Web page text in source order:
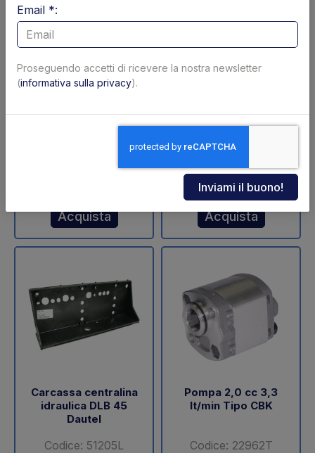
Cilindro di
brandeggio Zepro
Acquista
Parapolvere tubolare
Disponibile
Acquista
Carcassa centralina
idraulica DLB 45
Dautel
Codice: 51205L
Pompa 2,0 cc 3,3
lt/min Tipo CBK
Codice: 22962T
Email *:
Proseguendo accetti di ricevere la nostra newsletter
(informativa sulla privacy).